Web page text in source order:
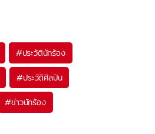
#ประวัตินักร้อง
#ประวัติศิลปิน
#ข่าวนักร้อง